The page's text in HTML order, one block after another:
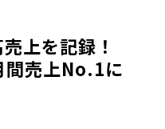
上を記録！
間売上No.1に